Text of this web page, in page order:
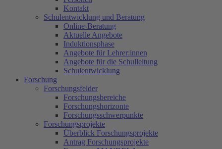
Kontakt
Schulentwicklung und Beratung
Online-Beratung
Aktuelle Angebote
Induktionsphase
Angebote für Lehrer:innen
Angebote für die Schulleitung
Schulentwicklung
Forschung
Forschungsfelder
Forschungsbereiche
Forschungshorizonte
Forschungsschwerpunkte
Forschungsprojekte
Überblick Forschungsprojekte
Antrag Forschungsprojekte